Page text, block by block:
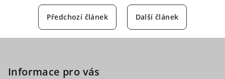
Předchozí článek Další článek
Informace pro vás